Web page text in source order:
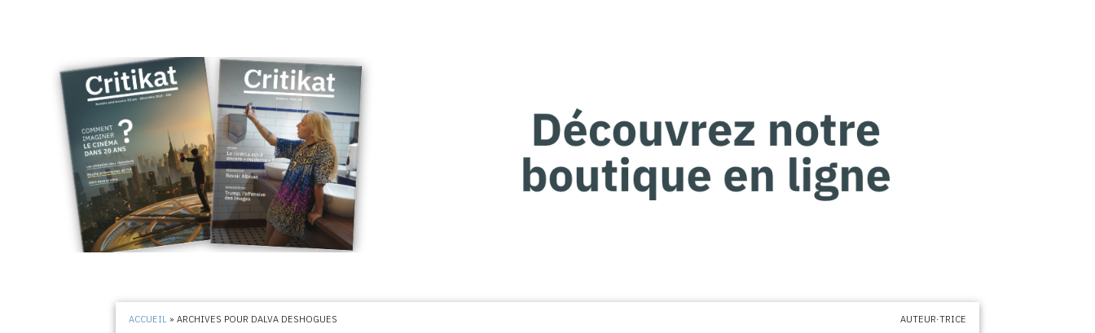
ACCUEIL »ARCHIVES POUR DALVA DESHOGUES AUTEUR·TRICE